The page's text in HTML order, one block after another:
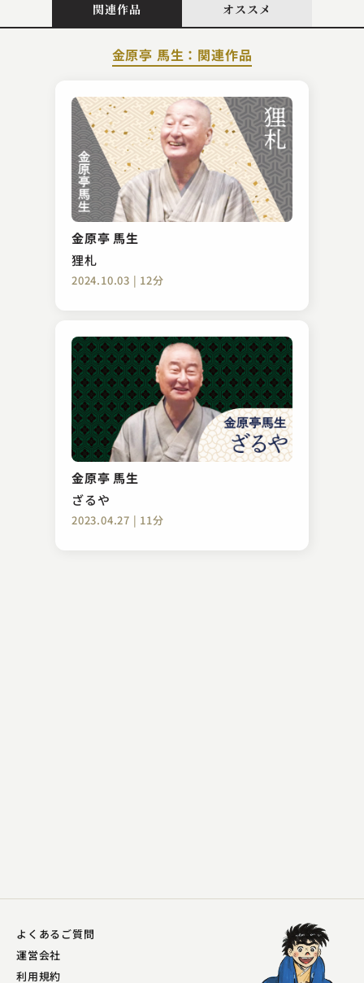
関連作品 オススメ
金原亭 馬生：関連作品
金原亭 馬生
狸札
2024.10.03 | 12分
金原亭 馬生
ざるや
2023.04.27 | 11分
吉原 朝馬
詐欺に勝つ（喝！）
2023.11.17 | 19分
春風亭 昇乃進
雑俳
2024.11.29 | 16分
よくあるご質問
運営会社
利用規約